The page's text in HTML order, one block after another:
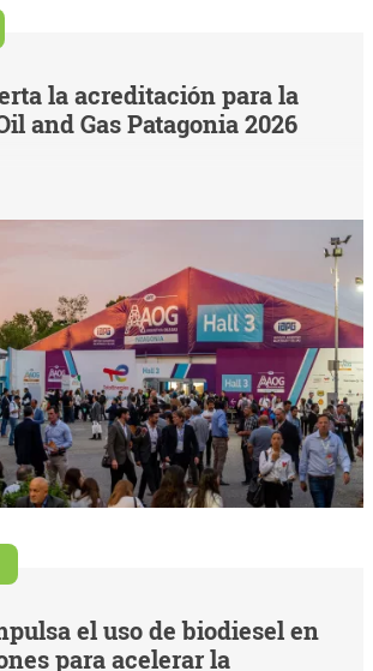
la acreditación para la
and Gas Patagonia 2026
el uso de biodiesel en
para acelerar la